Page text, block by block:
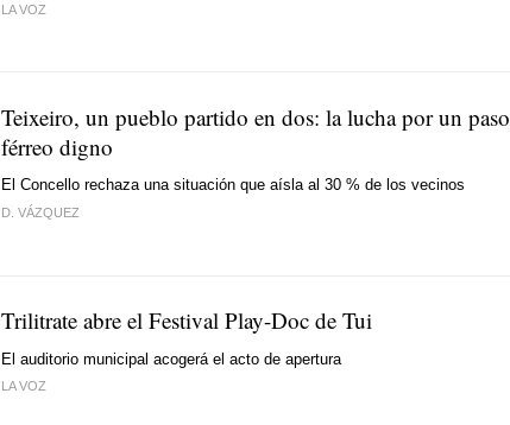
LA VOZ
Teixeiro, un pueblo partido en dos: la lucha por un paso
férreo digno
El Concello rechaza una situación que aísla al 30 % de los vecinos
D. VÁZQUEZ
Trilitrate abre el Festival Play-Doc de Tui
El auditorio municipal acogerá el acto de apertura
LA VOZ